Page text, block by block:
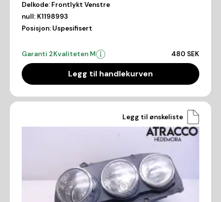
Delkode: Frontlykt Venstre
null: K1198993
Posisjon: Uspesifisert
Garanti 2Kvaliteten M 480 SEK
Legg til handlekurven
Legg til ønskeliste